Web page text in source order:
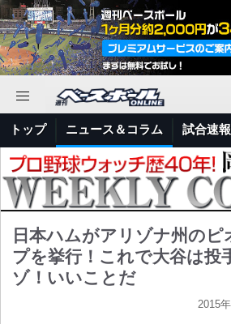
トップ ニュース＆コラム 試合速報
日本ハムがアリゾナ州のピ
プを挙行！これで大谷は投
ゾ！いいことだ
2015